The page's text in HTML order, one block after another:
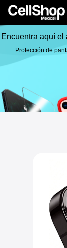
Encuentra aquí el
Protección de